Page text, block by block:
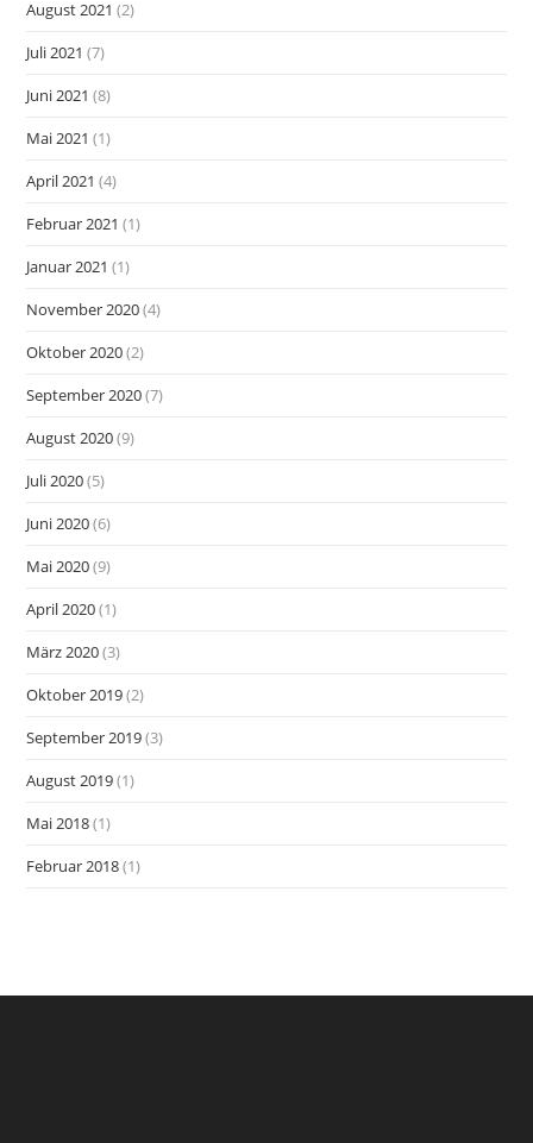
August 2021 (2)
Juli 2021 (7)
Juni 2021 (8)
Mai 2021 (1)
April 2021 (4)
Februar 2021 (1)
Januar 2021 (1)
November 2020(4)
Oktober 2020(2)
September 2020(7)
August 2020(9)
Juli 2020(5)
Juni 2020(6)
Mai 2020(9)
April 2020(1)
März 2020(3)
Oktober 2019(2)
September 2019(3)
August 2019(1)
Mai 2018(1)
Februar 2018(1)